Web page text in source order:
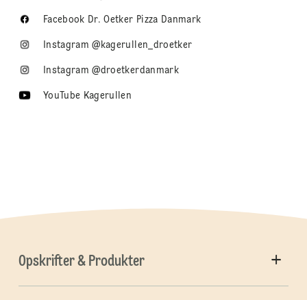
Facebook Dr. Oetker Pizza Danmark
Instagram @kagerullen_droetker
Instagram @droetkerdanmark
YouTube Kagerullen
Opskrifter & Produkter